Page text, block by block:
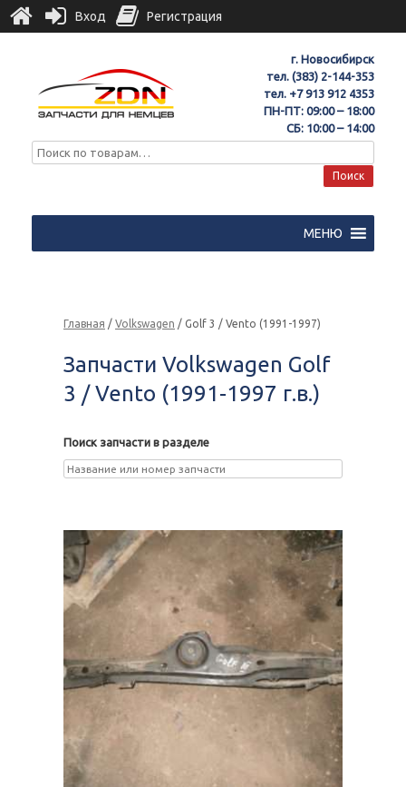
г. Новосибирск
тел. (383) 2-144-353
тел. +7 913 912 4353
ПН-ПТ: 09:00 – 18:00
СБ: 10:00 – 14:00
Поиск
МЕНЮ
Главная / Volkswagen / Golf 3 / Vento (1991-1997)
Запчасти Volkswagen Golf
3 / Vento (1991-1997 г.в.)
Поиск запчасти в разделе
Вход Регистрация